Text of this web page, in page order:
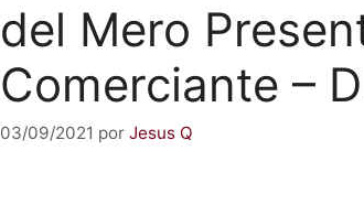
del Mero
Comerciante –
03/09/2021 por Jesus Q